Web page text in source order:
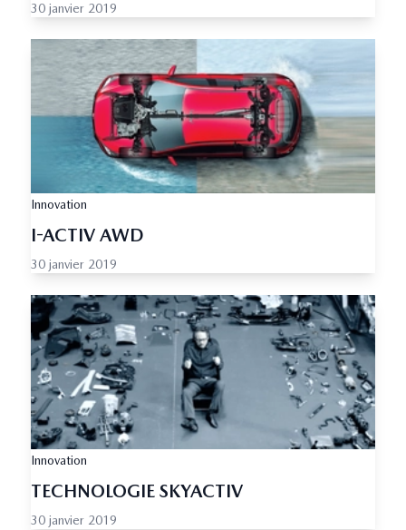
30 janvier 2019
Innovation
I-ACTIV AWD
30 janvier 2019
Innovation
TECHNOLOGIE SKYACTIV
30 janvier 2019